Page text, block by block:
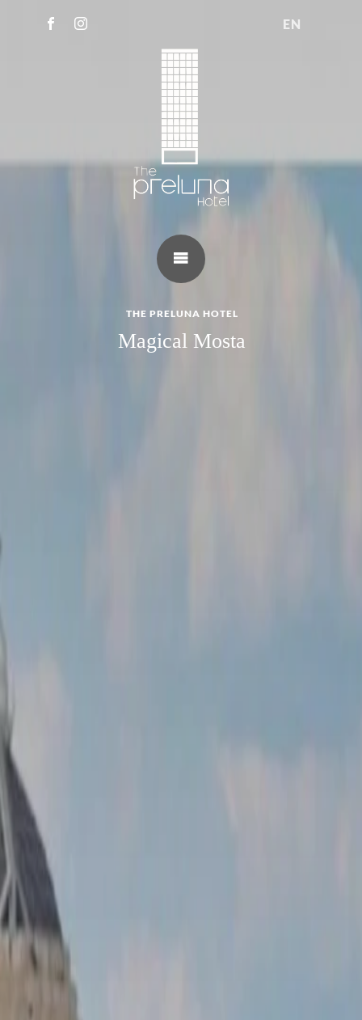
EN
THE PRELUNA HOTEL
Magical Mosta